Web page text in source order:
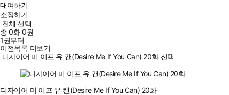
대여하기
소장하기
전체 선택
총0화0원
1권부터
이전목록 더보기
디자이어 미 이프 유 캔(Desire Me If You Can) 20화 선택
디자이어 미 이프 유 캔(Desire Me If You Can) 20화